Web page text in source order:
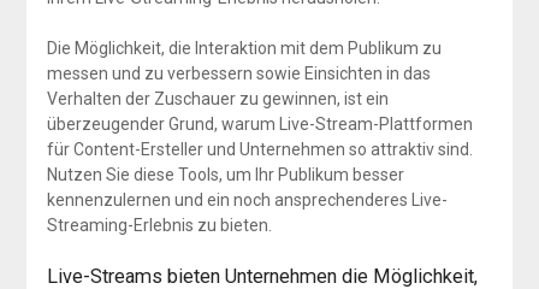
Die Möglichkeit, die Interaktion mit dem Publikum zu
messen und zu verbessern sowie Einsichten in das
Verhalten der Zuschauer zu gewinnen, ist ein
überzeugender Grund, warum Live-Stream-Plattformen
für Content-Ersteller und Unternehmen so attraktiv sind.
Nutzen Sie diese Tools, um Ihr Publikum besser
kennenzulernen und ein noch ansprechenderes Live-
Streaming-Erlebnis zu bieten.
Live-Streams bieten Unternehmen die Möglichkeit,